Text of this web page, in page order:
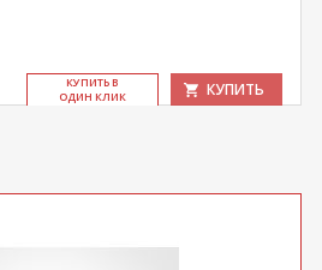
КУ­ПИТЬ В
ОДИН КЛИК
КУПИТЬ